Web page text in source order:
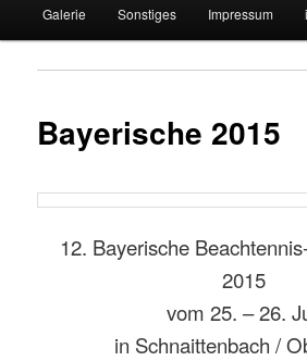
Galerie Sonstiges Impressum
Bayerische 2015
12. Bayerische
2015
vom 25. – 26.
in Schnaittenbach /